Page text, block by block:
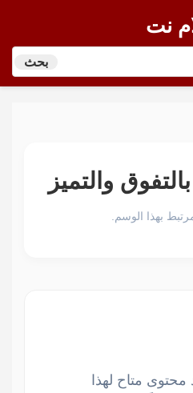
نت
بحث
والتميز
محتوى متاح لهذا